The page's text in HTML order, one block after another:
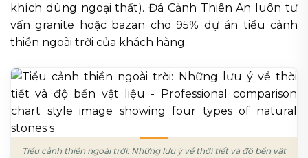
khích dùng ngoại thất). Đá Cảnh Thiên An luôn tư
vấn granite hoặc bazan cho 95% dự án tiểu cảnh
thiền ngoài trời của khách hàng.
Tiểu cảnh thiền ngoài trời: Những lưu ý về thời tiết và độ bền vật